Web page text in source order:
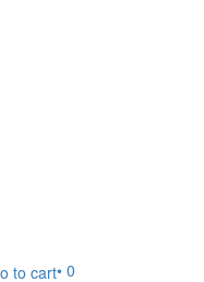
• 0